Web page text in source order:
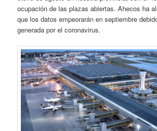
ocupación de las plazas abiertas. Ahecos ha
que los datos empeorarán en septiembre
generada por el coronavirus.